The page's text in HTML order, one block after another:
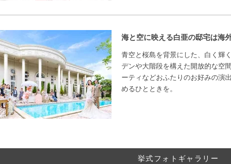
海と空に映える白亜の邸宅は海
青空と桜島を背景にした、白く輝
デンや大階段を構えた開放的な空
ーティなどおふたりのお好みの演
めるひとときを。
挙式フォトギャラリー